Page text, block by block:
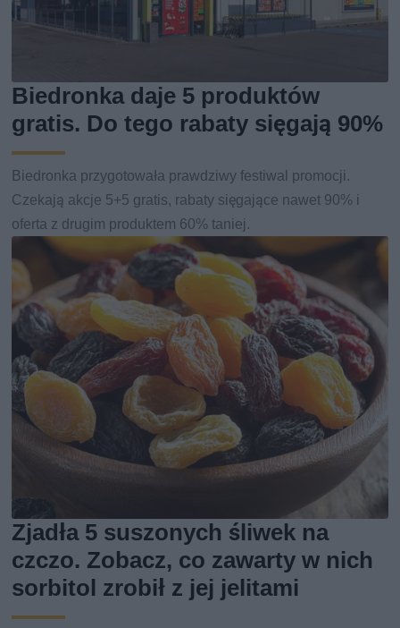
Biedronka daje 5 produktów
gratis. Do tego rabaty sięgają 90%
Biedronka przygotowała prawdziwy festiwal promocji.
Czekają akcje 5+5 gratis, rabaty sięgające nawet 90% i
oferta z drugim produktem 60% taniej.
Zjadła 5 suszonych śliwek na
czczo. Zobacz, co zawarty w nich
sorbitol zrobił z jej jelitami